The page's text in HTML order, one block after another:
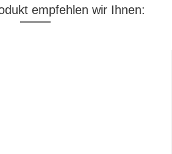
empfehlen wir Ihnen: